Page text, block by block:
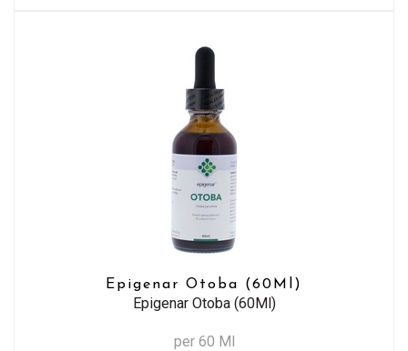
Epigenar Otoba (60Ml)
Epigenar Otoba (60Ml)
per 60 Ml